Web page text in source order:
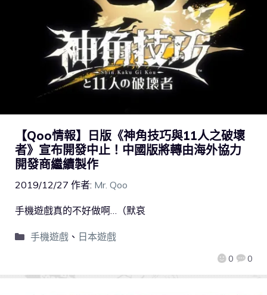
【Qoo情報】日版《神角技巧與11人之破壞
者》宣布開發中止！中國版將轉由海外協力
開發商繼續製作
2019/12/27 作者: Mr. Qoo
0 0
手機遊戲真的不好做啊…（默哀
手機遊戲、 日本遊戲